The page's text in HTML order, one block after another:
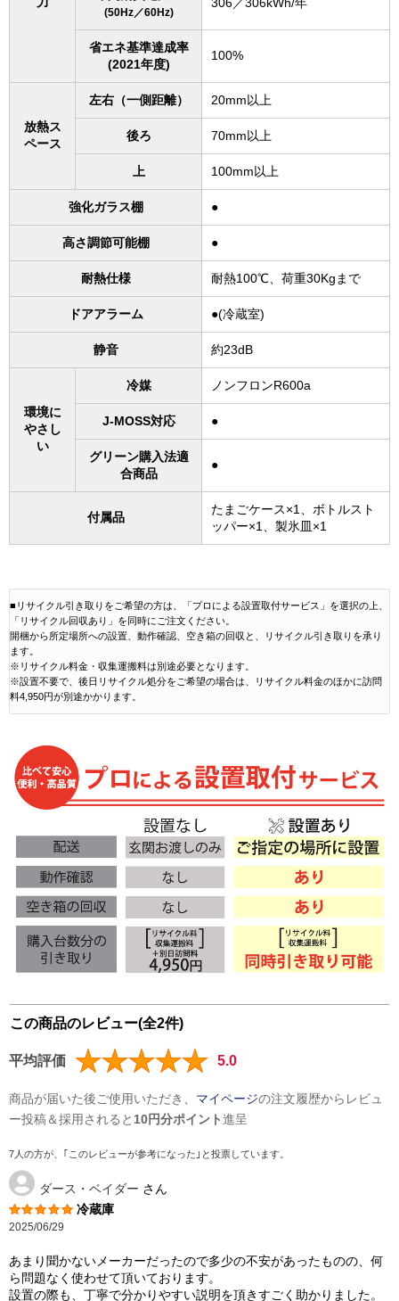
(50Hz／60Hz)
省エネ基準達成率
(2021年度)
100%
放熱ス
ペース
左右（一側距離） 20mm以上
後ろ 70mm以上
上 100mm以上
強化ガラス棚 ●
高さ調節可能棚 ●
耐熱仕様 耐熱100℃、荷重30Kgまで
ドアアラーム ●(冷蔵室)
静音 約23dB
環境に
やさし
い
冷媒 ノンフロンR600a
J-MOSS対応 ●
グリーン購入法適
合商品
●
付属品
たまごケース×1、ボトルスト
ッパー×1、製氷皿×1
■リサイクル引き取りをご希望の方は、「プロによる設置取付サービス」を選択の上、
「リサイクル回収あり」を同時にご注文ください。
開梱から所定場所への設置、動作確認、空き箱の回収と、リサイクル引き取りを承り
ます。
※リサイクル料金・収集運搬料は別途必要となります。
※設置不要で、後日リサイクル処分をご希望の場合は、リサイクル料金のほかに訪問
料4,950円が別途かかります。
この商品のレビュー(全2件)
平均評価 5.0
商品が届いた後ご使用いただき、 マイページの注文履歴からレビュ
ー投稿＆採用されると 10円分ポイント進呈
7人の方が、｢このレビューが参考になった｣と投票しています。
ダース・ベイダー さん
冷蔵庫
2025/06/29
あまり聞かないメーカーだったので多少の不安があったものの、何
ら問題なく使わせて頂いております。
設置の際も、丁寧で分かりやすい説明を頂きすごく助かりました。